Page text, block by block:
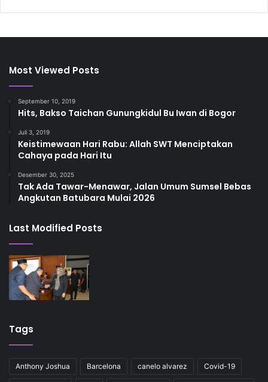
Most Viewed Posts
September 10, 2019
Hits, Bakso Taichan Gunungkidul Bu Iwan di Bogor
Juli 3, 2019
Keistimewaan Hari Rabu: Allah SWT Menciptakan
Cahaya pada Hari Itu
Desember 30, 2025
Tak Ada Tawar-Menawar, Jalan Umum Sumsel Bebas
Angkutan Batubara Mulai 2026
Last Modified Posts
Tags
Anthony Joshua Barcelona canelo alvarez Covid-19